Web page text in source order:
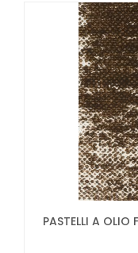
PASTELLI A